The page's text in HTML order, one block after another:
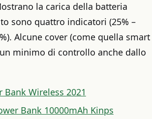
la carica della batteria
sono quattro indicatori (25% –
Alcune cover (come quella smart
minimo di controllo anche dallo
Wireless 2021
Bank 10000mAh Kinps